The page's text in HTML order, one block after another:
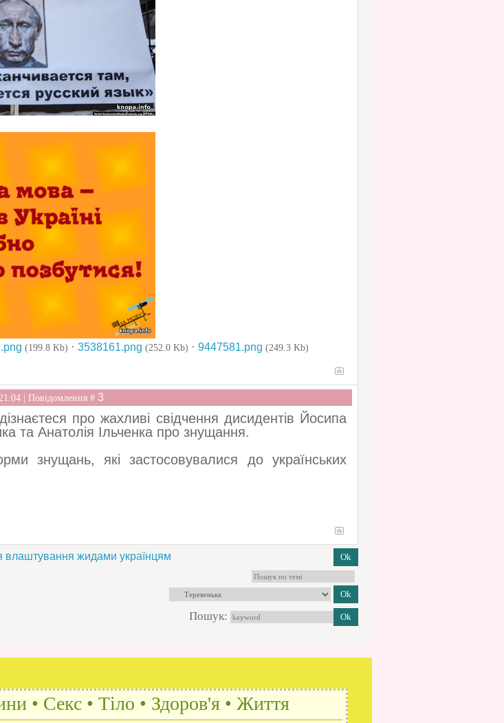
(199.8 Kb) · 3538161.png (252.0 Kb) · 9447581.png (249.3 Kb)
| Повідомлення # 3
про жахливі свідчення дисидентів Йосипа
та Анатолія Ільченка про знущання.
знущань, які застосовувалися до українських
влаштування жидами українцям
Пошук:
• Секс • Тіло • Здоров'я • Життя